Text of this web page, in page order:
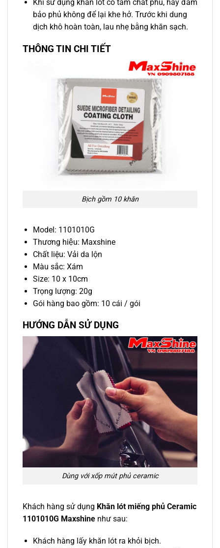
Khi sử dụng khăn lót có tẩm chất phủ, hãy đảm
bảo phủ không để lại khe hở. Trước khi dung
dịch khô hoàn toàn, lau nhẹ bằng khăn sạch.
THÔNG TIN CHI TIẾT
Bịch gồm 10 khăn
Model: 1101010G
Thương hiệu: Maxshine
Chất liệu: Vải da lộn
Màu sắc: Xám
Size: 10 x 10cm
Trọng lượng: 20g
Gói hàng bao gồm: 10 cái / gói
HƯỚNG DẪN SỬ DỤNG
Dùng với xốp mút phủ ceramic
Khách hàng sử dụng Khăn lót miếng phủ Ceramic
1101010G Maxshine như sau:
Khách hàng lấy khăn lót ra khỏi bịch.